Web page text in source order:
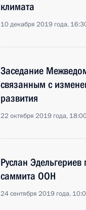
климата
10 декабря 2019 года,
Заседание
связанным с
развития
22 октября 2019 года,
Руслан
саммита ООН
24 сентября 2019 года,